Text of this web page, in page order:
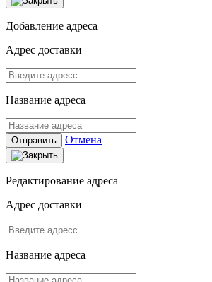
Добавление адреса
Адрес доставки
Название адреса
Отправить Отмена
Редактирование адреса
Адрес доставки
Название адреса